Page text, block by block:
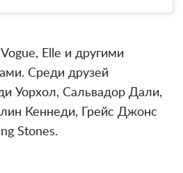
Elle и другими
Среди друзей
Уорхол, Сальвадор Дали,
Кеннеди, Грейс Джонс
Stones.